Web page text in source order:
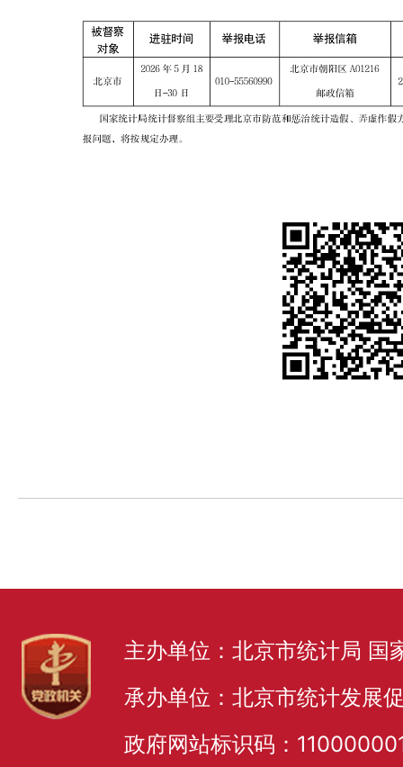
主办单位：北京市统计局 国
承办单位：北京市统计发展
政府网站标识码：